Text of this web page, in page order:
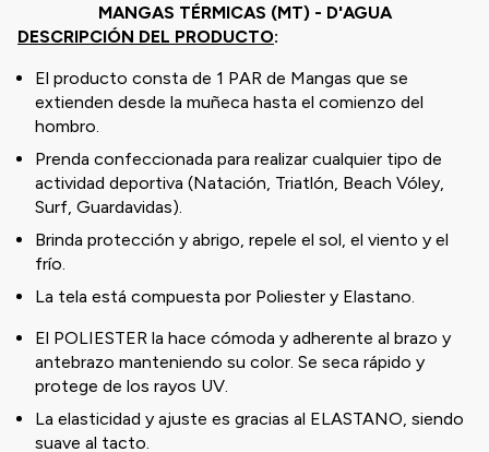
MANGAS TÉRMICAS (MT) - D'AGUA
DESCRIPCIÓN DEL PRODUCTO:
El producto consta de 1 PAR de Mangas que se
extienden desde la muñeca hasta el comienzo del
hombro.
Prenda confeccionada para realizar cualquier tipo de
actividad deportiva (Natación, Triatlón, Beach Vóley,
Surf, Guardavidas).
Brinda protección y abrigo, repele el sol, el viento y el
frío.
La tela está compuesta por Poliester y Elastano.
El POLIESTER la hace cómoda y adherente al brazo y
antebrazo manteniendo su color. Se seca rápido y
protege de los rayos UV.
La elasticidad y ajuste es gracias al ELASTANO, siendo
suave al tacto.